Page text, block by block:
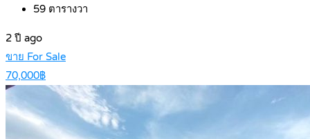
59 ตารางวา
2 ปี ago
ขาย For Sale
70,000฿